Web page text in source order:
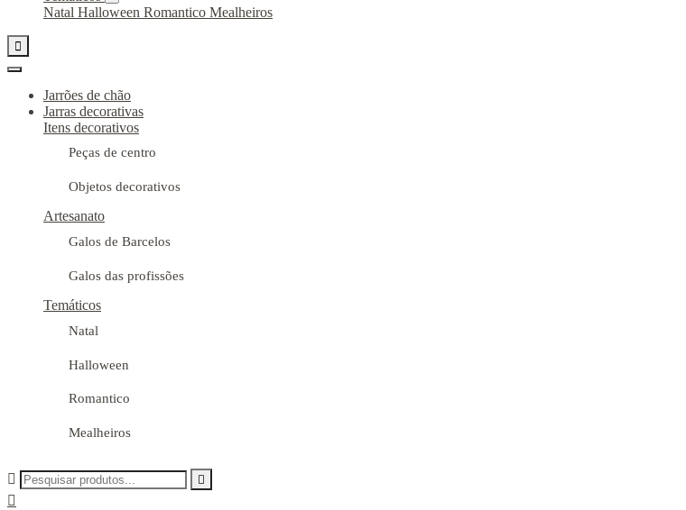
Natal Halloween Romantico Mealheiros

Jarrões de chão
Jarras decorativas
Itens decorativos
Peças de centro
Objetos decorativos
Artesanato
Galos de Barcelos
Galos das profissões
Temáticos
Natal
Halloween
Romantico
Mealheiros
 
